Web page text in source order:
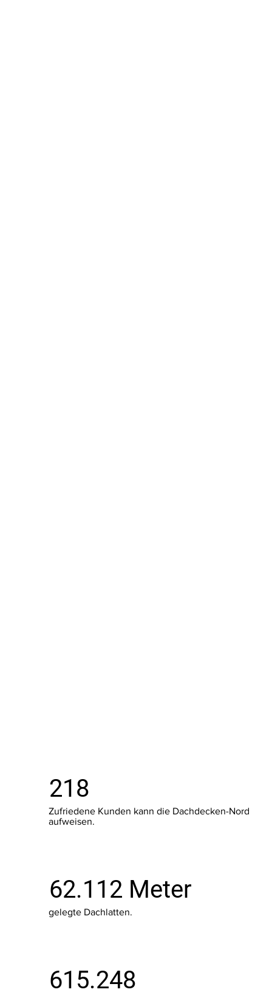
218
Zufriedene Kunden kann die Dachdecken-Nord
aufweisen.
62.112 Meter
gelegte Dachlatten.
615.248